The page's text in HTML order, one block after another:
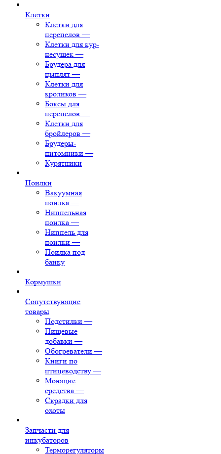
Клетки
Клетки для
перепелов —
Клетки для кур-
несушек —
Брудера для
цыплят —
Клетки для
кроликов —
Боксы для
перепелов —
Клетки для
бройлеров —
Брудеры-
питомники —
Курятники
Поилки
Вакуумная
поилка —
Ниппельная
поилка —
Ниппель для
поилки —
Поилка под
банку
Кормушки
Сопутствующие
товары
Подстилки —
Пищевые
добавки —
Обогреватели —
Книги по
птицеводству —
Моющие
средства —
Скрадки для
охоты
Запчасти для
инкубаторов
Терморегуляторы